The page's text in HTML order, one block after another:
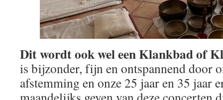
Dit wordt ook wel een Klankbad of
is bijzonder, fijn en ontspannend door
afstemming en onze 25 jaar en 35 jaar